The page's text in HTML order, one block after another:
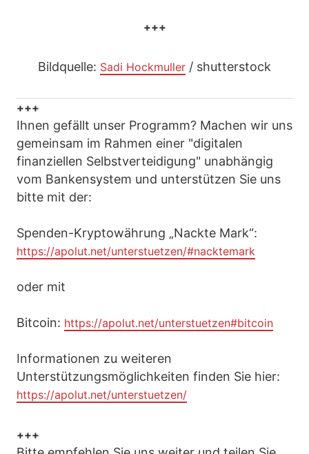
+++
Bildquelle: Sadi Hockmuller / shutterstock
+++
Ihnen gefällt unser Programm? Machen wir uns
gemeinsam im Rahmen einer "digitalen
finanziellen Selbstverteidigung" unabhängig
vom Bankensystem und unterstützen Sie uns
bitte mit der:
Spenden-Kryptowährung „Nackte Mark“:
https://apolut.net/unterstuetzen/#nacktemark
oder mit
Bitcoin: https://apolut.net/unterstuetzen#bitcoin
Informationen zu weiteren
Unterstützungsmöglichkeiten finden Sie hier:
https://apolut.net/unterstuetzen/
+++